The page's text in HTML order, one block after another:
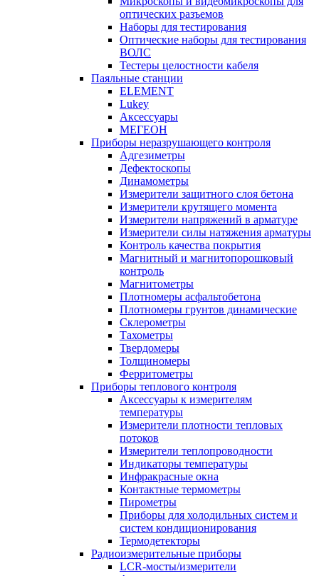
оптических разъемов
Наборы для тестирования
Оптические наборы для тестирования
ВОЛС
Тестеры целостности кабеля
Паяльные станции
ELEMENT
Lukey
Аксессуары
МЕГЕОН
Приборы неразрушающего контроля
Адгезиметры
Дефектоскопы
Динамометры
Измерители защитного слоя бетона
Измерители крутящего момента
Измерители напряжений в арматуре
Измерители силы натяжения арматуры
Контроль качества покрытия
Магнитный и магнитопорошковый
контроль
Магнитометры
Плотномеры асфальтобетона
Плотномеры грунтов динамические
Склерометры
Тахометры
Твердомеры
Толщиномеры
Ферритометры
Приборы теплового контроля
Аксессуары к измерителям
температуры
Измерители плотности тепловых
потоков
Измерители теплопроводности
Индикаторы температуры
Инфракрасные окна
Контактные термометры
Пирометры
Приборы для холодильных систем и
систем кондиционирования
Термодетекторы
Радиоизмерительные приборы
LCR-мосты/измерители